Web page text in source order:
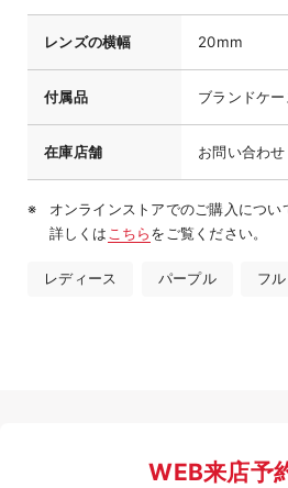
レンズの横幅 20mm
付属品 ブランドケー
在庫店舗 お問い合わ
オンラインストアでのご購入につ
詳しくは こちらをご覧ください。
レディース パープル フ
WEB来店予